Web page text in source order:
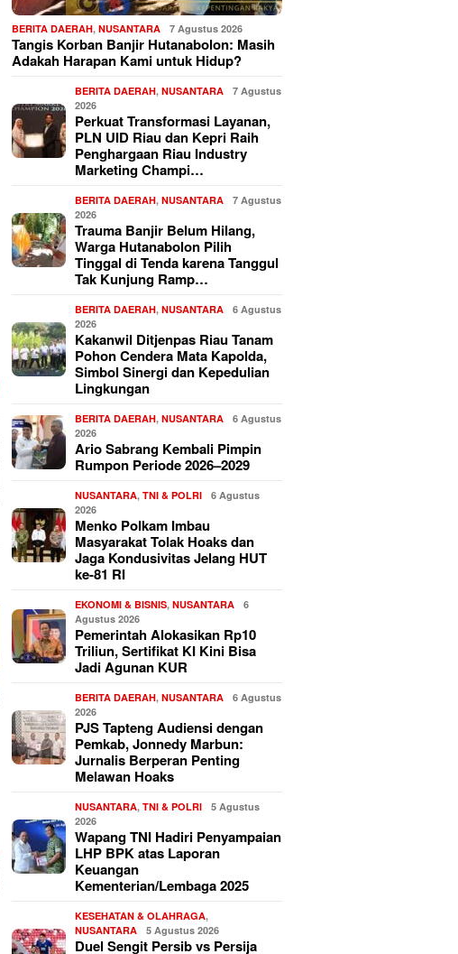
BERITA DAERAH,NUSANTARA 7 Agustus 2026
Tangis Korban Banjir Hutanabolon: Masih
Adakah Harapan Kami untuk Hidup?
BERITA DAERAH,NUSANTARA
7 Agustus
2026
Perkuat Transformasi Layanan,
PLN UID Riau dan Kepri Raih
Penghargaan Riau Industry
Marketing Champi…
BERITA DAERAH,NUSANTARA
7 Agustus
2026
Trauma Banjir Belum Hilang,
Warga Hutanabolon Pilih
Tinggal di Tenda karena Tanggul
Tak Kunjung Ramp…
BERITA DAERAH,NUSANTARA
6 Agustus
2026
Kakanwil Ditjenpas Riau Tanam
Pohon Cendera Mata Kapolda,
Simbol Sinergi dan Kepedulian
Lingkungan
BERITA DAERAH,NUSANTARA
6 Agustus
2026
Ario Sabrang Kembali Pimpin
Rumpon Periode 2026–2029
NUSANTARA,TNI & POLRI
6 Agustus
2026
Menko Polkam Imbau
Masyarakat Tolak Hoaks dan
Jaga Kondusivitas Jelang HUT
ke-81 RI
EKONOMI & BISNIS,NUSANTARA
6
Agustus 2026
Pemerintah Alokasikan Rp10
Triliun, Sertifikat KI Kini Bisa
Jadi Agunan KUR
BERITA DAERAH,NUSANTARA
6 Agustus
2026
PJS Tapteng Audiensi dengan
Pemkab, Jonnedy Marbun:
Jurnalis Berperan Penting
Melawan Hoaks
NUSANTARA,TNI & POLRI
5 Agustus
2026
Wapang TNI Hadiri Penyampaian
LHP BPK atas Laporan
Keuangan
Kementerian/Lembaga 2025
KESEHATAN & OLAHRAGA,
NUSANTARA
5 Agustus 2026
Duel Sengit Persib vs Persija